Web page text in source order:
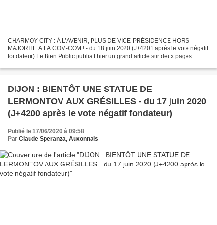
CHARMOY-CITY : À L’AVENIR, PLUS DE VICE-PRÉSIDENCE HORS-
MAJORITÉ À LA COM-COM ! - du 18 juin 2020 (J+4201 après le vote négatif
fondateur) Le Bien Public publiait hier un grand article sur deux pages
DIJON : BIENTÔT UNE STATUE DE
LERMONTOV AUX GRÉSILLES - du 17 juin 2020
(J+4200 après le vote négatif fondateur)
Publié le 17/06/2020 à 09:58
Par Claude Speranza, Auxonnais